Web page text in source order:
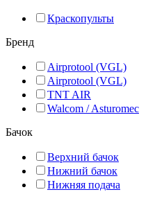
Краскопульты
Бренд
Airprotool (VGL)
Airprotool (VGL)
TNT AIR
Walcom / Asturomec
Бачок
Верхний бачок
Нижний бачок
Нижняя подача